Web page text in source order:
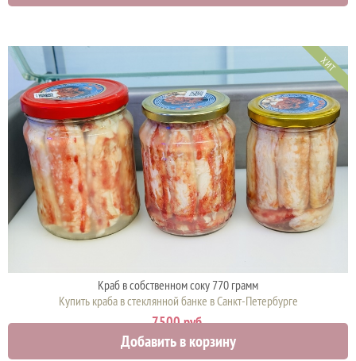
ХИТ
Краб в собственном соку 770 грамм
Купить краба в стеклянной банке в Санкт-Петербурге
7500 руб.
Добавить в корзину